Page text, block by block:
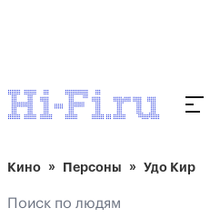
Кино Персоны Удо Кир
Поиск по людям